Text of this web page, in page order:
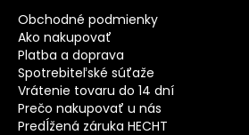
Obchodné podmienky
Ako nakupovať
Platba a doprava
Spotrebiteľské súťaže
Vrátenie tovaru do 14 dní
Prečo nakupovať u nás
Predĺžená záruka HECHT